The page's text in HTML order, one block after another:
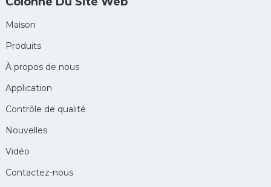
Maison
Produits
À propos de nous
Application
Contrôle de qualité
Nouvelles
Vidéo
Contactez-nous